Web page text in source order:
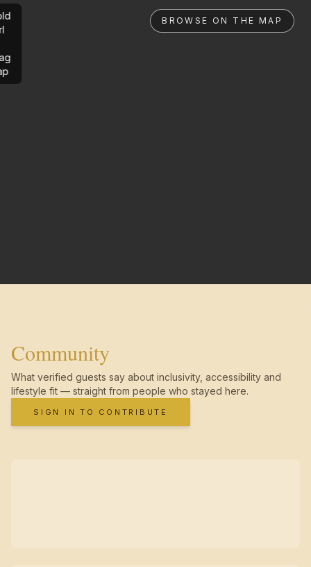
BROWSE ON THE MAP
Community
What verified guests say about inclusivity, accessibility and
lifestyle fit — straight from people who stayed here.
SIGN IN TO CONTRIBUTE